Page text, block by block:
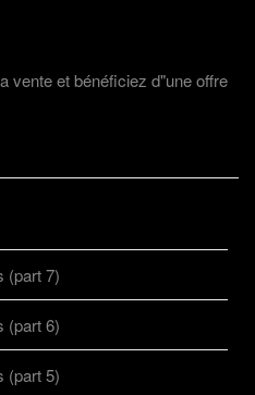
vente et bénéficiez d"une offre
(part 7)
(part 6)
(part 5)